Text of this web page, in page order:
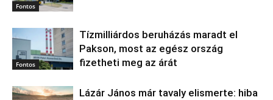
Fontos
Fontos
Tízmilliárdos beruházás maradt el
Pakson, most az egész ország
fizetheti meg az árát
Lázár János már tavaly elismerte: hiba